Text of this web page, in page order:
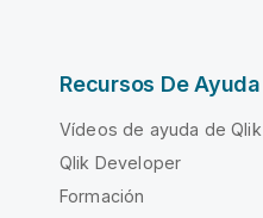
Recursos De Ayuda
Vídeos de ayuda de Qlik
Qlik Developer
Formación